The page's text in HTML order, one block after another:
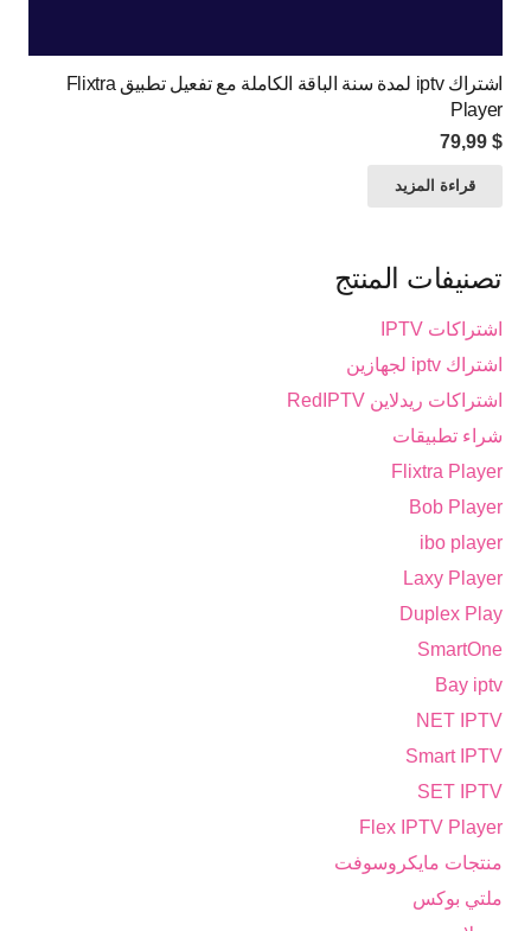
اشتراك iptv لمدة سنة الباقة الكاملة مع تفعيل تطبيق Flixtra
Player
$
قراءة المزيد
تصنيفات المنتج
اشتراكات IPTV
اشتراك iptv لجهازين
اشتراكات ريدلاين RedIPTV
شراء تطبيقات
Flixtra Player
Bob Player
ibo player
Laxy Player
Duplex Play
SmartOne
Bay iptv
NET IPTV
Smart IPTV
SET IPTV
Flex IPTV Player
منتجات مايكروسوفت
ملتي بوكس